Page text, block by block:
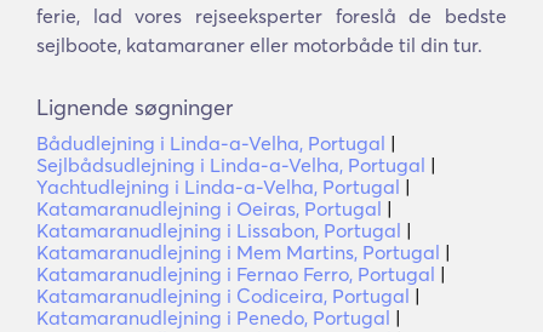
ferie, lad vores rejseeksperter foreslå de bedste
sejlboote, katamaraner eller motorbåde til din tur.
Lignende søgninger
Bådudlejning i Linda-a-Velha, Portugal |
Sejlbådsudlejning i Linda-a-Velha, Portugal |
Yachtudlejning i Linda-a-Velha, Portugal |
Katamaranudlejning i Oeiras, Portugal |
Katamaranudlejning i Lissabon, Portugal |
Katamaranudlejning i Mem Martins, Portugal |
Katamaranudlejning i Fernao Ferro, Portugal |
Katamaranudlejning i Codiceira, Portugal |
Katamaranudlejning i Penedo, Portugal |